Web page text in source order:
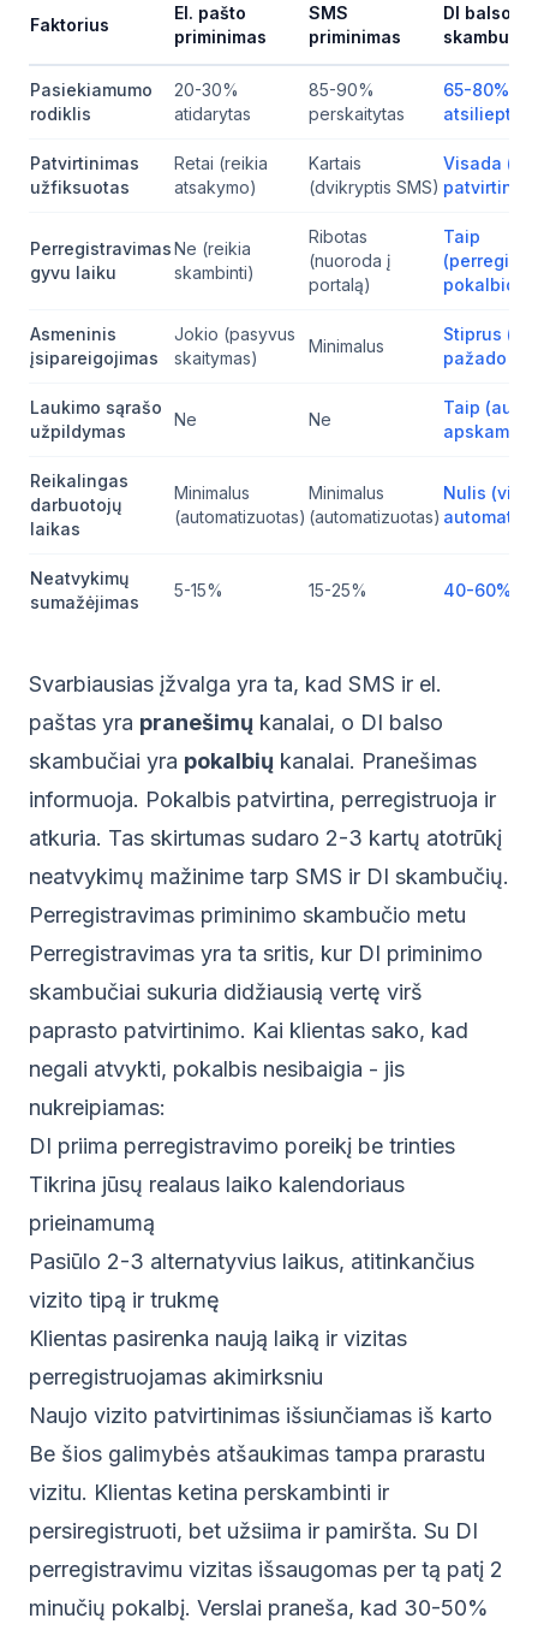
Faktorius
El. pašto
priminimas
SMS
priminimas
DI balso
skambutis
Pasiekiamumo
rodiklis
20-30%
atidarytas
85-90%
perskaitytas
65-80%
atsiliepta
Patvirtinimas
užfiksuotas
Retai (reikia
atsakymo)
Kartais
(dvikryptis SMS)
Visada
Perregistravimas
gyvu laiku
Ne (reikia
skambinti)
Ribotas
(nuoroda į
portalą)
Taip
pokalbio
Asmeninis
įsipareigojimas
Jokio (pasyvus
skaitymas)
Minimalus
Stiprus
pažado
Laukimo sąrašo
užpildymas
Ne Ne
Taip
Reikalingas
darbuotojų
laikas
Minimalus
(automatizuotas)
Minimalus
(automatizuotas)
Nulis
Neatvykimų
sumažėjimas
5-15% 15-25% 40-60%
Svarbiausias įžvalga yra ta, kad SMS ir el.
paštas yra pranešimų kanalai, o DI balso
skambučiai yra pokalbių kanalai. Pranešimas
informuoja. Pokalbis patvirtina, perregistruoja ir
atkuria. Tas skirtumas sudaro 2-3 kartų atotrūkį
neatvykimų mažinime tarp SMS ir DI skambučių.
Perregistravimas priminimo skambučio metu
Perregistravimas yra ta sritis, kur DI priminimo
skambučiai sukuria didžiausią vertę virš
paprasto patvirtinimo. Kai klientas sako, kad
negali atvykti, pokalbis nesibaigia - jis
nukreipiamas:
DI priima perregistravimo poreikį be trinties
Tikrina jūsų realaus laiko kalendoriaus
prieinamumą
Pasiūlo 2-3 alternatyvius laikus, atitinkančius
vizito tipą ir trukmę
Klientas pasirenka naują laiką ir vizitas
perregistruojamas akimirksniu
Naujo vizito patvirtinimas išsiunčiamas iš karto
Be šios galimybės atšaukimas tampa prarastu
vizitu. Klientas ketina perskambinti ir
persiregistruoti, bet užsiima ir pamiršta. Su DI
perregistravimu vizitas išsaugomas per tą patį 2
minučių pokalbį. Verslai praneša, kad 30-50%